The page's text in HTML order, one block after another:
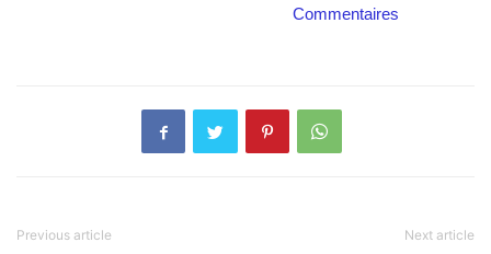
Commentaires
Previous article Next article